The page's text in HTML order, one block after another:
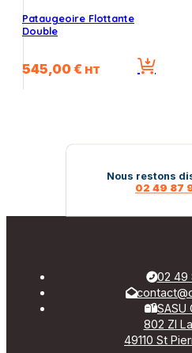
Pataugeoire Flottante
Double
545,00€ HT
Nous restons
02 49 87
02 49
SASU
802 ZI
49110 St